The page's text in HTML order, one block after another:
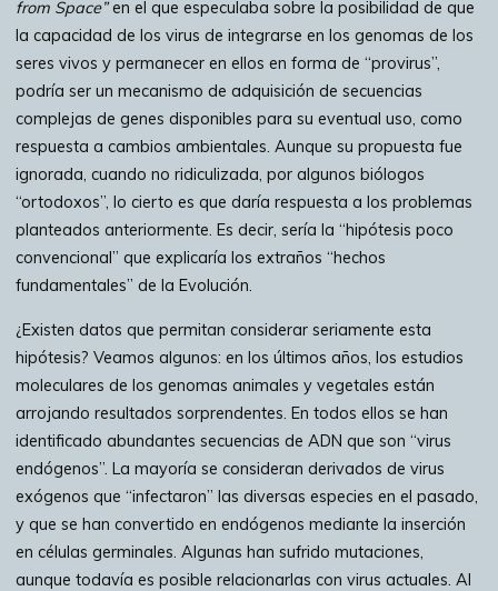
from Space”en el que especulaba sobre la posibilidad de que
la capacidad de los virus de integrarse en los genomas de los
seres vivos y permanecer en ellos en forma de “provirus”,
podría ser un mecanismo de adquisición de secuencias
complejas de genes disponibles para su eventual uso, como
respuesta a cambios ambientales. Aunque su propuesta fue
ignorada, cuando no ridiculizada, por algunos biólogos
“ortodoxos”, lo cierto es que daría respuesta a los problemas
planteados anteriormente. Es decir, sería la “hipótesis poco
convencional” que explicaría los extraños “hechos
fundamentales” de la Evolución.
¿Existen datos que permitan considerar seriamente esta
hipótesis? Veamos algunos: en los últimos años, los estudios
moleculares de los genomas animales y vegetales están
arrojando resultados sorprendentes. En todos ellos se han
identificado abundantes secuencias de ADN que son “virus
endógenos”. La mayoría se consideran derivados de virus
exógenos que “infectaron” las diversas especies en el pasado,
y que se han convertido en endógenos mediante la inserción
en células germinales. Algunas han sufrido mutaciones,
aunque todavía es posible relacionarlas con virus actuales. Al